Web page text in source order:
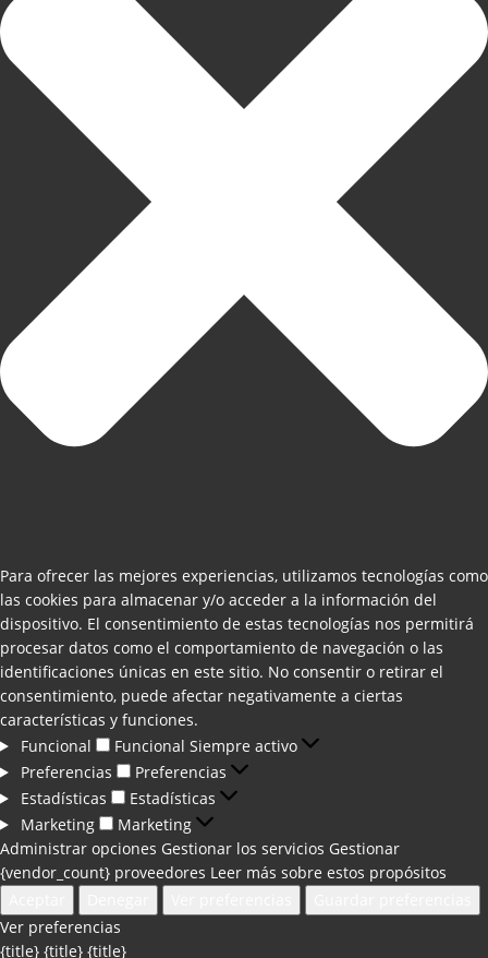
Para ofrecer las mejores experiencias, utilizamos tecnologías como
las cookies para almacenar y/o acceder a la información del
dispositivo. El consentimiento de estas tecnologías nos permitirá
procesar datos como el comportamiento de navegación o las
identificaciones únicas en este sitio. No consentir o retirar el
consentimiento, puede afectar negativamente a ciertas
características y funciones.
Funcional
Funcional Siempre activo
Preferencias
Preferencias
Estadísticas
Estadísticas
Marketing
Marketing
Administrar opciones Gestionar los servicios Gestionar
{vendor_count} proveedores Leer más sobre estos propósitos
Ver preferencias
{title} {title} {title}